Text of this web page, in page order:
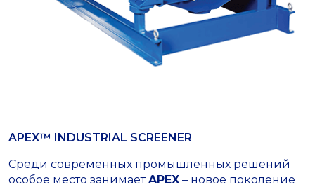
APEX™ INDUSTRIAL SCREENER
Среди современных промышленных решений
особое место занимаетAPEX – новое поколение